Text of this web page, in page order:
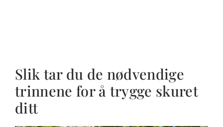
Slik tar du de nødvendige
trinnene for å trygge skuret
ditt